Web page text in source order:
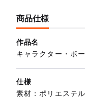
商品仕様
作品名
キャラクター・ボ
仕様
素材：ポリエステ